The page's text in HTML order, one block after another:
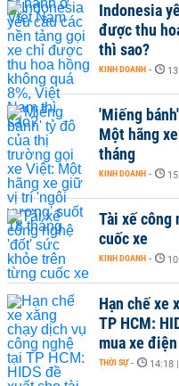
Indonesia
được thu
thì sao?
KINH DOANH -
'Miếng
Một hãng
tháng
KINH DOANH -
Tài xế
cuốc xe
KINH DOANH -
Hạn chế xe
TP HCM:
mua xe điện
THỜI SỰ - 14:18